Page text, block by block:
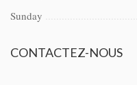
Sunday
CONTACTEZ-NOUS